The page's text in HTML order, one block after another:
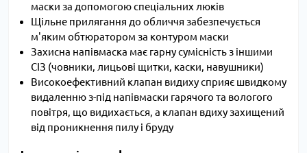
маски за допомогою спеціальних люків
Щільне прилягання до обличчя забезпечується
м'яким обтюратором за контуром маски
Захисна напівмаска має гарну сумісність з іншими
СІЗ (човники, лицьові щитки, каски, навушники)
Високоефективний клапан видиху сприяє швидкому
видаленню з-під напівмаски гарячого та вологого
повітря, що видихається, а клапан вдиху захищений
від проникнення пилу і бруду